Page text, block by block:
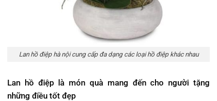
Lan hồ điệp hà nội cung cấp đa dạng các loại hồ điệp khác nhau
Lan hồ điệp là món quà mang đến cho người tặng
những điều tốt đẹp